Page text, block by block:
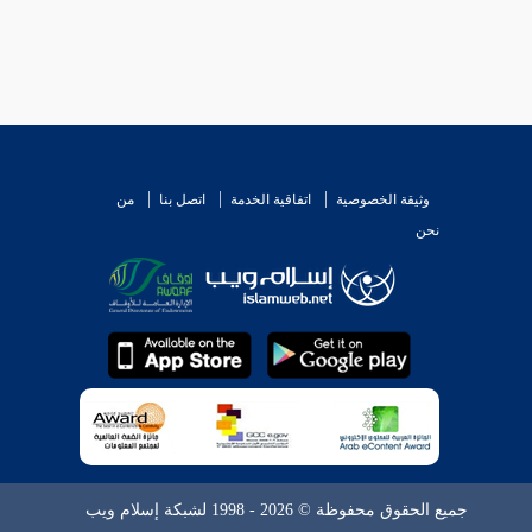
وثيقة الخصوصية اتفاقية الخدمة اتصل بنا
من
نحن
جميع الحقوق محفوظة © 2026 - 1998 لشبكة إسلام ويب